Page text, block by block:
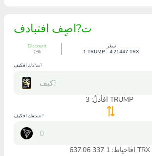
ت?اصٍف افتبادف
Discount
0%
سغر
1 TRUMP - 4.21447 TRX
ت?دك افكبف?
افأدلٌ: 3 TRUMP
تستفك افكبف?
افاحتٍاظ: 1 337 637.06 TRX